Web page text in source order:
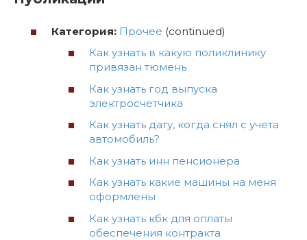
Категория: Прочее (continued)
Как узнать в какую поликлинику
привязан тюмень
Как узнать год выпуска
электросчетчика
Как узнать дату, когда снял с учета
автомобиль?
Как узнать инн пенсионера
Как узнать какие машины на меня
оформлены
Как узнать кбк для оплаты
обеспечения контракта